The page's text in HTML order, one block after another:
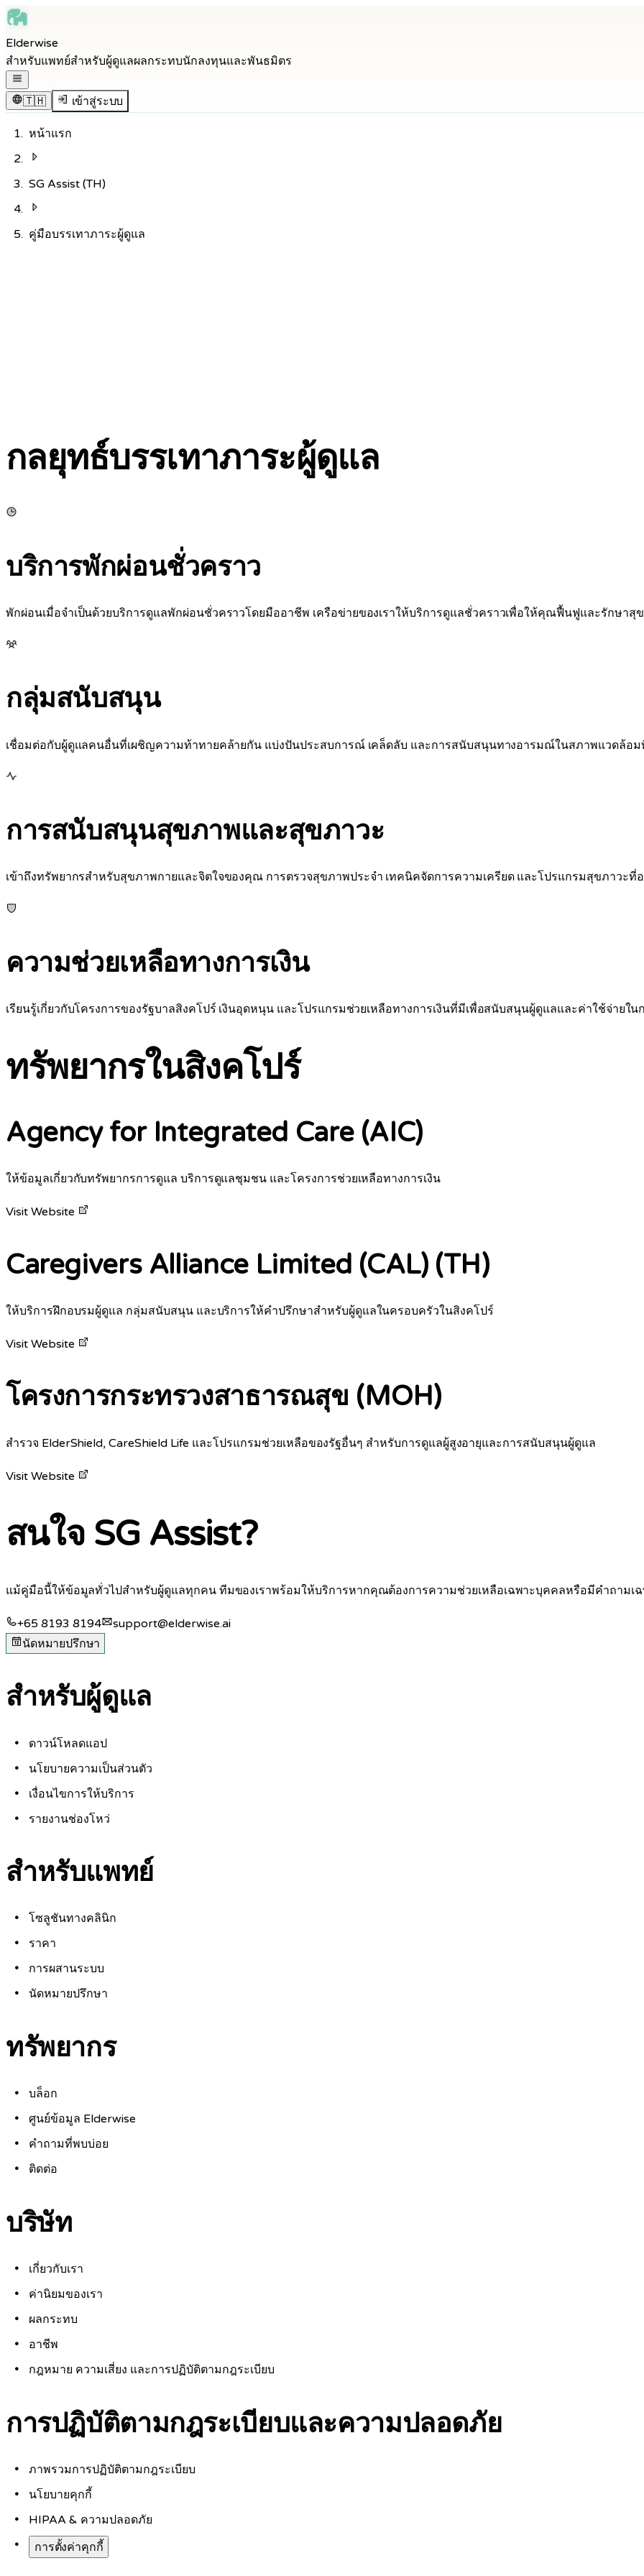
Skip to navigation
Skip to footer
Elderwise
สำหรับแพทย์สำหรับผู้ดูแลผลกระทบนักลงทุนและพันธมิตร
🇹🇭
เข้าสู่ระบบ
หน้าแรก
SG Assist (TH)
คู่มือบรรเทาภาระผู้ดูแล
กลยุทธ์บรรเทาภาระผู้ดูแล
บริการพักผ่อนชั่วคราว
พักผ่อนเมื่อจำเป็นด้วยบริการดูแลพักผ่อนชั่วคราวโดยมืออาชีพ เครือข่ายของเราให้บริการดูแลชั่วคราวเพื่อให้คุณฟื้นฟูและรักษาสุ
กลุ่มสนับสนุน
เชื่อมต่อกับผู้ดูแลคนอื่นที่เผชิญความท้าทายคล้ายกัน แบ่งปันประสบการณ์ เคล็ดลับ และการสนับสนุนทางอารมณ์ในสภาพแวดล้อม
การสนับสนุนสุขภาพและสุขภาวะ
เข้าถึงทรัพยากรสำหรับสุขภาพกายและจิตใจของคุณ การตรวจสุขภาพประจำ เทคนิคจัดการความเครียด และโปรแกรมสุขภาวะ
ความช่วยเหลือทางการเงิน
เรียนรู้เกี่ยวกับโครงการของรัฐบาลสิงคโปร์ เงินอุดหนุน และโปรแกรมช่วยเหลือทางการเงินที่มีเพื่อสนับสนุนผู้ดูแลและค่าใช้จ่ายใน
ทรัพยากรในสิงคโปร์
Agency for Integrated Care (AIC)
ให้ข้อมูลเกี่ยวกับทรัพยากรการดูแล บริการดูแลชุมชน และโครงการช่วยเหลือทางการเงิน
Visit Website
Caregivers Alliance Limited (CAL) (TH)
ให้บริการฝึกอบรมผู้ดูแล กลุ่มสนับสนุน และบริการให้คำปรึกษาสำหรับผู้ดูแลในครอบครัวในสิงคโปร์
Visit Website
โครงการกระทรวงสาธารณสุข (MOH)
สำรวจ ElderShield, CareShield Life และโปรแกรมช่วยเหลือของรัฐอื่นๆ สำหรับการดูแลผู้สูงอายุและการสนับสนุนผู้ดูแล
Visit Website
สนใจ SG Assist?
แม้คู่มือนี้ให้ข้อมูลทั่วไปสำหรับผู้ดูแลทุกคน ทีมของเราพร้อมให้บริการหากคุณต้องการความช่วยเหลือเฉพาะบุคคลหรือมีคำถามเ
+65 8193 8194 support@elderwise.ai
นัดหมายปรึกษา
สำหรับผู้ดูแล
ดาวน์โหลดแอป
นโยบายความเป็นส่วนตัว
เงื่อนไขการให้บริการ
รายงานช่องโหว่
สำหรับแพทย์
โซลูชันทางคลินิก
ราคา
การผสานระบบ
นัดหมายปรึกษา
ทรัพยากร
บล็อก
ศูนย์ข้อมูล Elderwise
คำถามที่พบบ่อย
ติดต่อ
บริษัท
เกี่ยวกับเรา
ค่านิยมของเรา
ผลกระทบ
อาชีพ
กฎหมาย ความเสี่ยง และการปฏิบัติตามกฎระเบียบ
การปฏิบัติตามกฎระเบียบและความปลอดภัย
ภาพรวมการปฏิบัติตามกฎระเบียบ
นโยบายคุกกี้
HIPAA & ความปลอดภัย
การตั้งค่าคุกกี้